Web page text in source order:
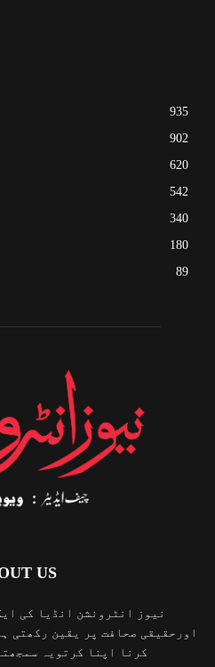
935
902
620
542
340
180
89
US
نیوز انٹرونشن انڈیا کی
اورحقیقی صحافت پر یقین رکھتی
کرنا اپنا کرتویہ